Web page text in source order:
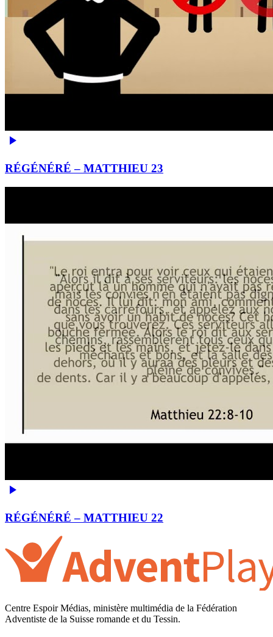
RÉGÉNÉRÉ – MATTHIEU 23
RÉGÉNÉRÉ – MATTHIEU 22
Centre Espoir Médias, ministère multimédia de la Fédération
Adventiste de la Suisse romande et du Tessin.